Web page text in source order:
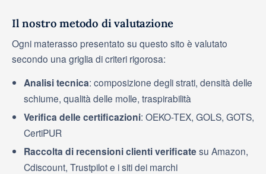
Il nostro metodo di valutazione
Ogni materasso presentato su questo sito è valutato
secondo una griglia di criteri rigorosa:
Analisi tecnica: composizione degli strati, densità delle
schiume, qualità delle molle, traspirabilità
Verifica delle certificazioni: OEKO-TEX, GOLS, GOTS,
CertiPUR
Raccolta di recensioni clienti verificatesu Amazon,
Cdiscount, Trustpilot e i siti dei marchi